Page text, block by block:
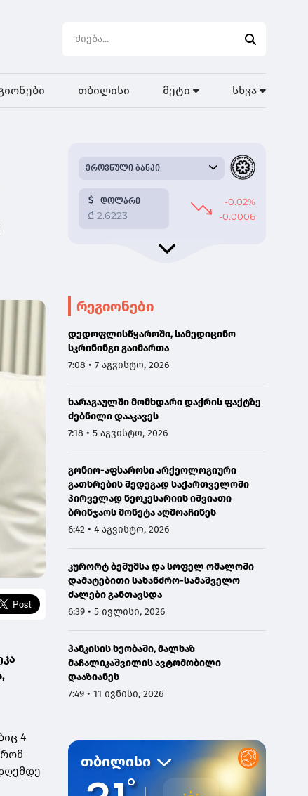
თბილისი მეტი სხვა
4
რეგიონები
დედოფლისწყაროში, სამედიცინო
სკრინინგი გაიმართა
7:08 • 7 აგვისტო, 2026
ხარაგაულში მომხდარი დაჭრის ფაქტზე
ძებნილი დააკავეს
7:18 • 5 აგვისტო, 2026
გონიო-აფსაროსი არქეოლოგიური
გათხრების შედეგად საქართველოში
პირველად ნეოკესარიის იშვიათი
ბრინჯაოს მონეტა აღმოაჩინეს
6:42 • 4 აგვისტო, 2026
კურორტ ბეშუმსა და სოფელ ომალოში
დამატებითი სახანძრო-სამაშველო
ძალები განთავსდა
6:39 • 5 ივლისი, 2026
პანკისის ხეობაში, მალხაზ
მაჩალიკაშვილის ავტომობილი
დააზიანეს
7:49 • 11 ივნისი, 2026